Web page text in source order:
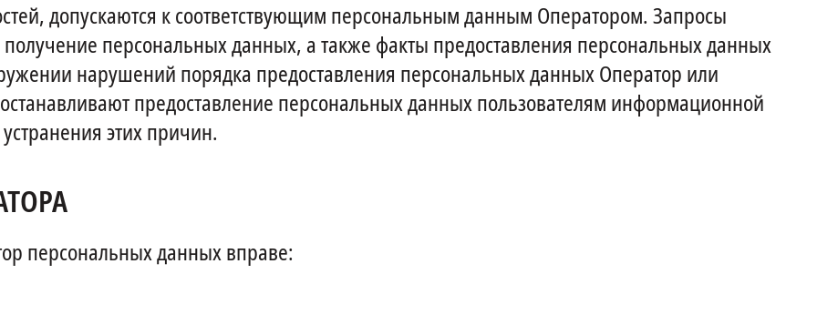
допускаются к соответствующим персональным данным Оператором. Запросы
персональных данных, а также факты предоставления персональных данных
нарушений порядка предоставления персональных данных Оператор или
предоставление персональных данных пользователям информационной
этих причин.
персональных данных вправе: